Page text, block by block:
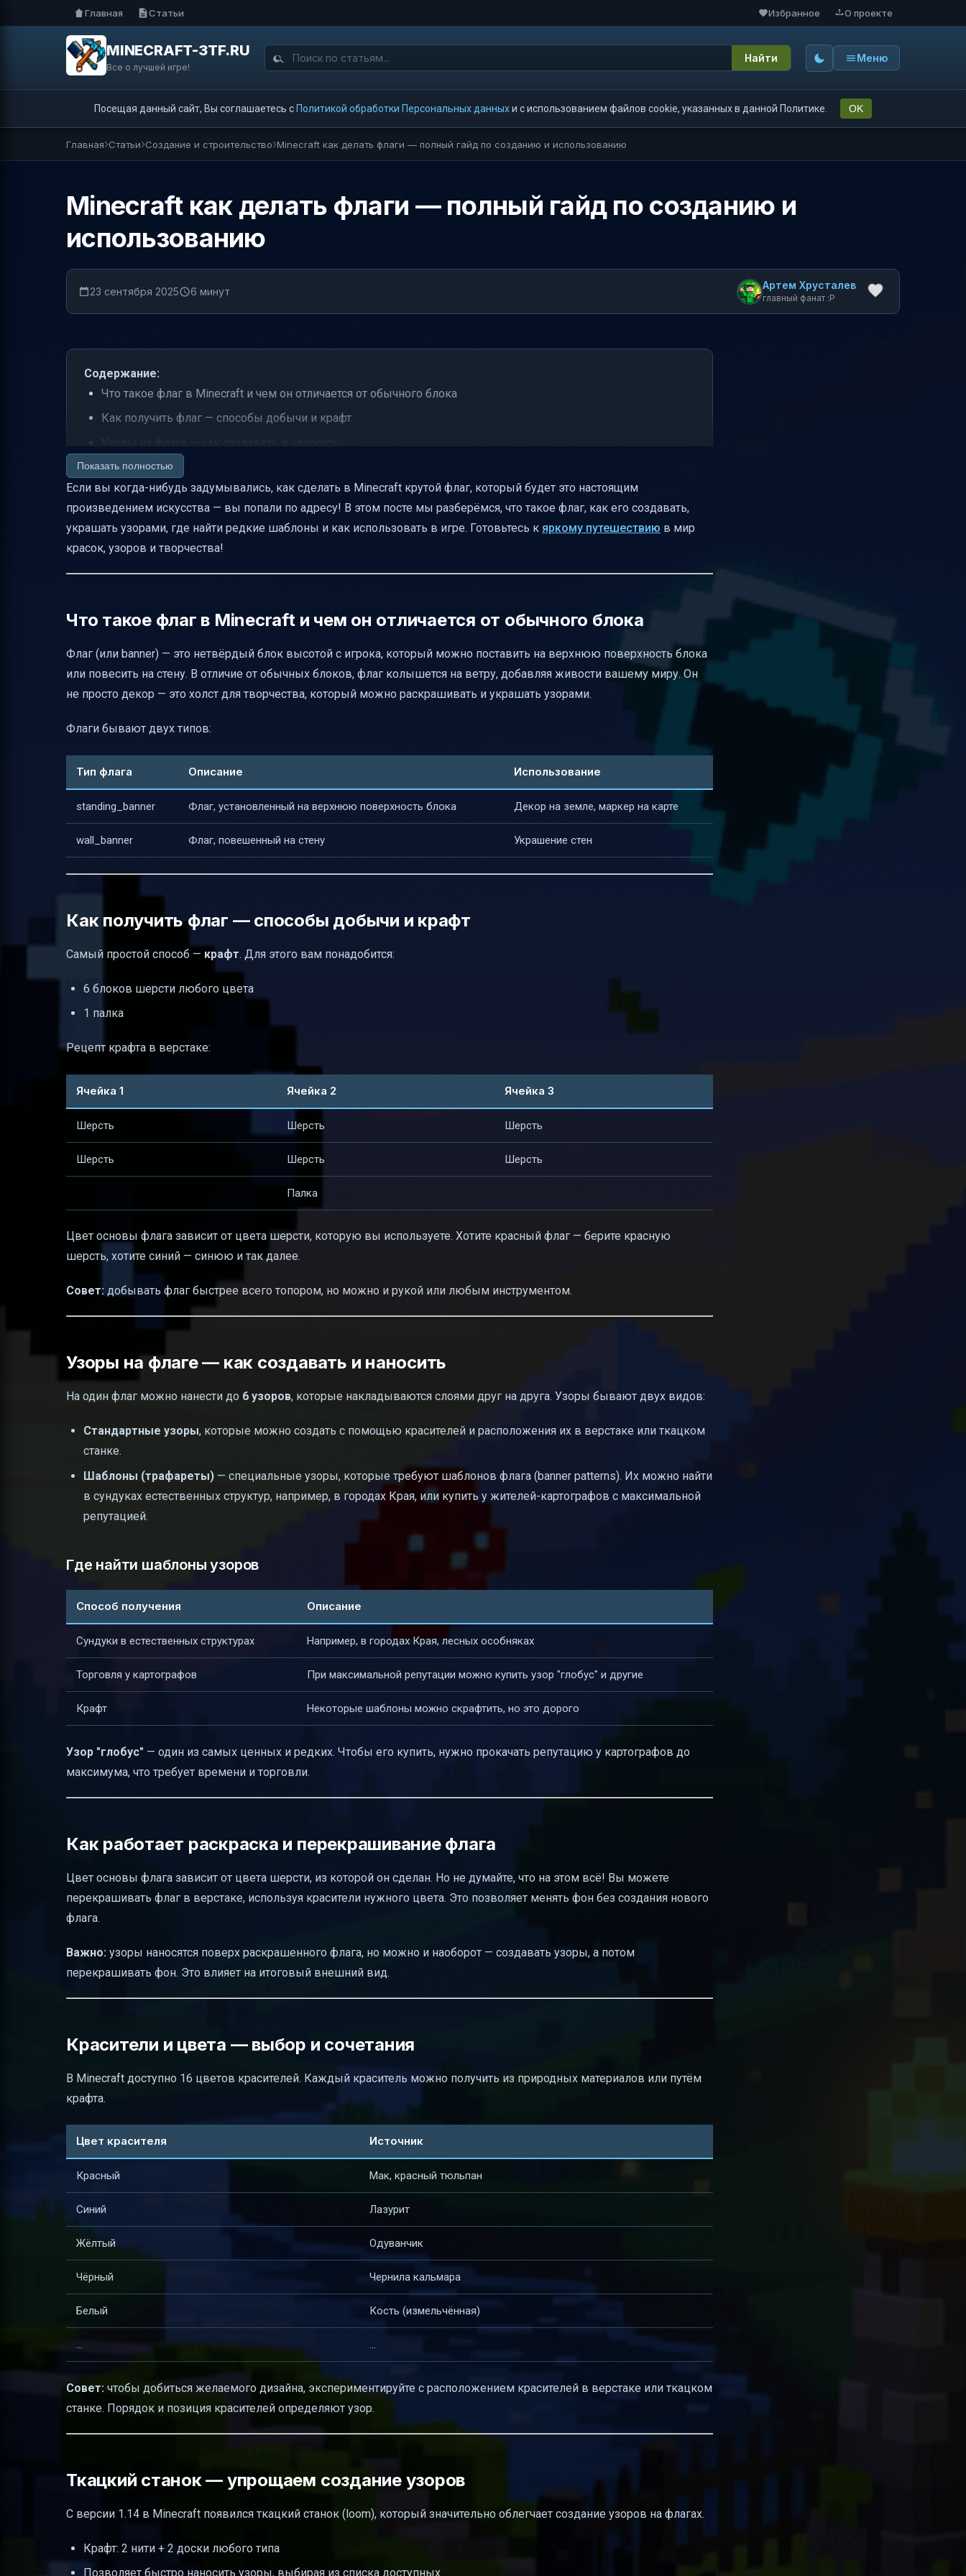
Главная Статьи Избранное О проекте
MINECRAFT-3TF.RU
Все о лучшей игре!
Найти Меню
Посещая данный сайт, Вы соглашаетесь с Политикой обработки Персональных данныхи с использованием файлов cookie, указанных в данной Политике. OK
Главная Статьи Создание и строительство Minecraft как делать флаги — полный гайд по созданию и использованию
Minecraft как делать флаги — полный гайд по созданию и
использованию
23 сентября 2025 6 минут Артем Хрусталев
главный фанат :P
Содержание:
Что такое флаг в Minecraft и чем он отличается от обычного блока
Как получить флаг — способы добычи и крафт
Узоры на флаге — как создавать и наносить
Как работает раскраска и перекрашивание флага
Красители и цвета — выбор и сочетания
Ткацкий станок — упрощаем создание узоров
Как удалить узоры с флага
Важные нюансы и ошибки при создании флагов
Показать полностью
Если вы когда-нибудь задумывались, как сделать в Minecraft крутой флаг, который будет это настоящим
произведением искусства — вы попали по адресу! В этом посте мы разберёмся, что такое флаг, как его создавать,
украшать узорами, где найти редкие шаблоны и как использовать в игре. Готовьтесь к яркому путешествию в мир
красок, узоров и творчества!
Что такое флаг в Minecraft и чем он отличается от обычного блока
Флаг (или banner) — это нетвёрдый блок высотой с игрока, который можно поставить на верхнюю поверхность блока
или повесить на стену. В отличие от обычных блоков, флаг колышется на ветру, добавляя живости вашему миру. Он
не просто декор — это холст для творчества, который можно раскрашивать и украшать узорами.
Флаги бывают двух типов:
Тип флага Описание Использование
standing_banner Флаг, установленный на верхнюю поверхность блока Декор на земле, маркер на карте
wall_banner Флаг, повешенный на стену Украшение стен
Как получить флаг — способы добычи и крафт
Самый простой способ — крафт. Для этого вам понадобится:
6 блоков шерсти любого цвета
1 палка
Рецепт крафта в верстаке:
Ячейка 1 Ячейка 2 Ячейка 3
Шерсть Шерсть Шерсть
Шерсть Шерсть Шерсть
Палка
Цвет основы флага зависит от цвета шерсти, которую вы используете. Хотите красный флаг — берите красную
шерсть, хотите синий — синюю и так далее.
Совет: добывать флаг быстрее всего топором, но можно и рукой или любым инструментом.
Узоры на флаге — как создавать и наносить
На один флаг можно нанести до 6 узоров, которые накладываются слоями друг на друга. Узоры бывают двух видов:
Стандартные узоры, которые можно создать с помощью красителей и расположения их в верстаке или ткацком
станке.
Шаблоны (трафареты) — специальные узоры, которые требуют шаблонов флага (banner patterns). Их можно найти
в сундуках естественных структур, например, в городах Края, или купить у жителей-картографов с максимальной
репутацией.
Где найти шаблоны узоров
Способ получения Описание
Сундуки в естественных структурах Например, в городах Края, лесных особняках
Торговля у картографов При максимальной репутации можно купить узор "глобус" и другие
Крафт Некоторые шаблоны можно скрафтить, но это дорого
Узор "глобус" — один из самых ценных и редких. Чтобы его купить, нужно прокачать репутацию у картографов до
максимума, что требует времени и торговли.
Как работает раскраска и перекрашивание флага
Цвет основы флага зависит от цвета шерсти, из которой он сделан. Но не думайте, что на этом всё! Вы можете
перекрашивать флаг в верстаке, используя красители нужного цвета. Это позволяет менять фон без создания нового
флага.
Важно: узоры наносятся поверх раскрашенного флага, но можно и наоборот — создавать узоры, а потом
перекрашивать фон. Это влияет на итоговый внешний вид.
Красители и цвета — выбор и сочетания
В Minecraft доступно 16 цветов красителей. Каждый краситель можно получить из природных материалов или путём
крафта.
Цвет красителя Источник
Красный Мак, красный тюльпан
Синий Лазурит
Жёлтый Одуванчик
Чёрный Чернила кальмара
Белый Кость (измельчённая)
... ...
Совет: чтобы добиться желаемого дизайна, экспериментируйте с расположением красителей в верстаке или ткацком
станке. Порядок и позиция красителей определяют узор.
Ткацкий станок — упрощаем создание узоров
С версии 1.14 в Minecraft появился ткацкий станок (loom), который значительно облегчает создание узоров на флагах.
Крафт: 2 нити + 2 доски любого типа
Позволяет быстро наносить узоры, выбирая из списка доступных